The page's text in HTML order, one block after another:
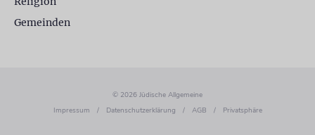
Gemeinden
© 2026 Jüdische Allgemeine
Impressum
/ Datenschutzerklärung / AGB / Privatsphäre